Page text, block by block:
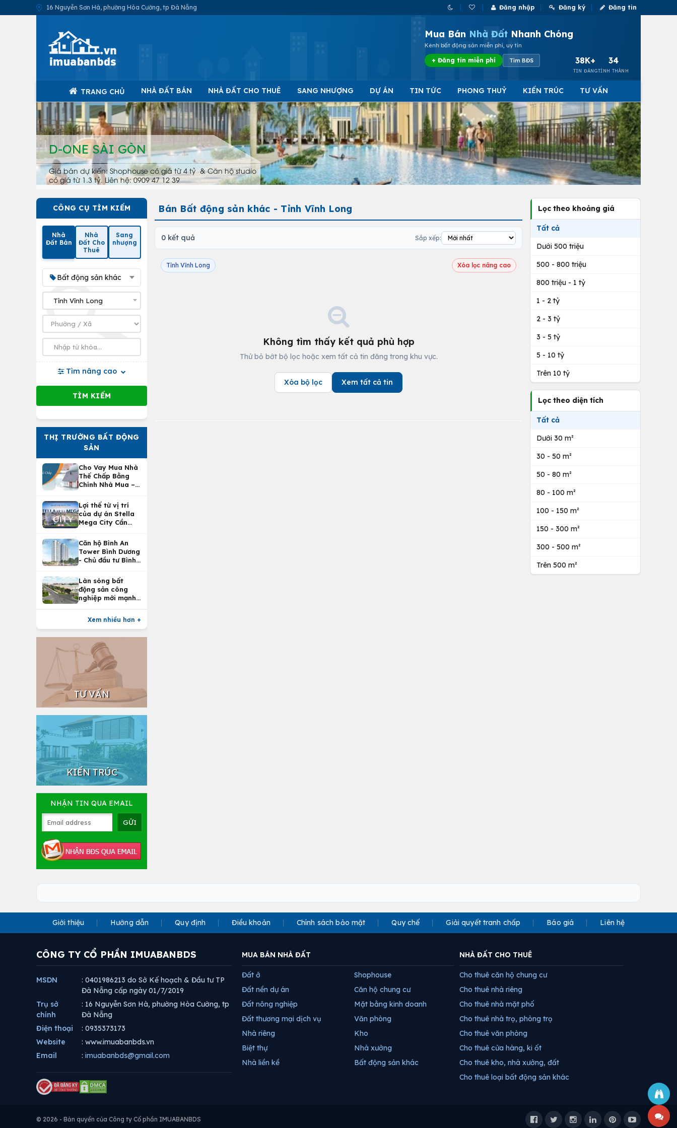
16 Nguyễn Sơn Hà, phường Hòa Cường, tp Đà Nẵng Đăng nhập Đăng ký Đăng tin
Mua Bán Nhà Đất Nhanh Chóng
Kênh bất động sản miễn phí, uy tín
+ Đăng tin miễn phí Tìm BĐS 38K+
TIN ĐĂNG
34
TỈNH THÀNH
TRANG CHỦ NHÀ ĐẤT BÁN NHÀ ĐẤT CHO THUÊ SANG NHƯỢNG DỰ ÁN TIN TỨC PHONG THUỶ KIẾN TRÚC TƯ VẤN
D-ONE SÀI GÒN
Giá bán dự kiến: Shophouse có giá từ 4 tỷ & Căn hộ studio
có giá từ 1.3 tỷ. Liên hệ: 0909 47 12 39
CÔNG CỤ TÌM KIẾM
Nhà
Đất Bán
Nhà
Đất Cho
Thuê
Sang
nhượng
Bất động sản khác
Tìm nâng cao
THỊ TRƯỜNG BẤT ĐỘNG
SẢN
Cho Vay Mua Nhà
Thế Chấp Bằng
Chính Nhà Mua –
Nhà Tại
Vietcombank
Lợi thế từ vị trí
của dự án Stella
Mega City Cần
Căn hộ Bình An
Tower Bình Dương
- Chủ đầu tư Bình
Làn sóng bất
động sản công
nghiệp mới mạnh
Xem nhiều hơn +
TƯ VẤN
KIẾN TRÚC
NHẬN TIN QUA EMAIL
Bán Bất động sản khác - Tỉnh Vĩnh Long
0 kết quả Sắp xếp:
Tỉnh Vĩnh Long Xóa lọc nâng cao
Không tìm thấy kết quả phù hợp
Thử bỏ bớt bộ lọc hoặc xem tất cả tin đăng trong khu vực.
Xóa bộ lọc Xem tất cả tin
Lọc theo khoảng giá
Tất cả
Dưới 500 triệu
500 - 800 triệu
800 triệu - 1 tỷ
1 - 2 tỷ
2 - 3 tỷ
3 - 5 tỷ
5 - 10 tỷ
Trên 10 tỷ
Lọc theo diện tích
Tất cả
Dưới 30 m²
30 - 50 m²
50 - 80 m²
80 - 100 m²
100 - 150 m²
150 - 300 m²
300 - 500 m²
Trên 500 m²
Giới thiệu Hướng dẫn Quy định Điều khoản Chính sách bảo mật Quy chế Giải quyết tranh chấp Báo giá Liên hệ
CÔNG TY CỔ PHẦN IMUABANBDS
MSDN
: 0401986213 do Sở Kế hoạch & Đầu tư TP
Đà Nẵng cấp ngày 01/7/2019
Trụ sở
chính
: 16 Nguyễn Sơn Hà, phường Hòa Cường, tp
Đà Nẵng
Điện thoại
: 0935373173
Website
: www.imuabanbds.vn
Email
: imuabanbds@gmail.com
MUA BÁN NHÀ ĐẤT
Đất ở
Đất nền dự án
Đất nông nghiệp
Đất thương mại dịch vụ
Nhà riêng
Biệt thự
Nhà liền kề
Shophouse
Căn hộ chung cư
Mặt bằng kinh doanh
Văn phòng
Kho
Nhà xưởng
Bất động sản khác
NHÀ ĐẤT CHO THUÊ
Cho thuê căn hộ chung cư
Cho thuê nhà riêng
Cho thuê nhà mặt phố
Cho thuê nhà trọ, phòng trọ
Cho thuê văn phòng
Cho thuê cửa hàng, ki ốt
Cho thuê kho, nhà xưởng, đất
Cho thuê loại bất động sản khác
© 2026 - Bản quyền của Công ty Cổ phần IMUABANBDS